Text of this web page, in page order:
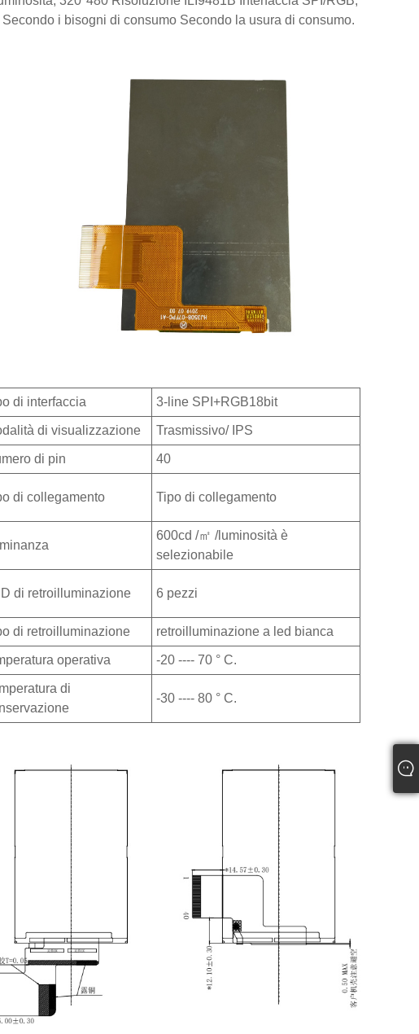
i bisogni di consumo Secondo la usura di consumo.
di interfaccia 3-line SPI+RGB18bit
di visualizzazione Trasmissivo/ IPS
di pin 40
di collegamento Tipo di collegamento
600cd /㎡ /luminosità è
selezionabile
di retroilluminazione 6 pezzi
di retroilluminazione retroilluminazione a led bianca
operativa -20 ---- 70 ° C.
di
-30 ---- 80 ° C.